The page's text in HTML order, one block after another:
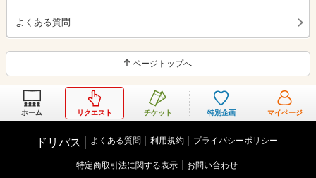
よくある質問
ページトップへ
ホーム リクエスト チケット 特別企画 マイページ
ドリパス よくある質問 利用規約 プライバシーポリシー
特定商取引法に関する表示 お問い合わせ